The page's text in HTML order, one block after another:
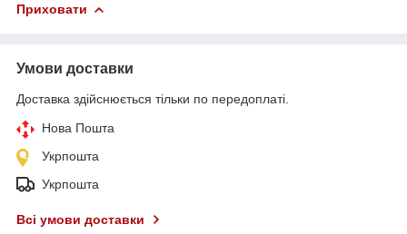
Приховати
Умови доставки
Доставка здійснюється тільки по передоплаті.
Нова Пошта
Укрпошта
Укрпошта
Всі умови доставки